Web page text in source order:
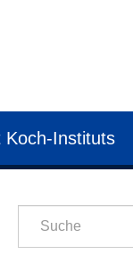
Koch-Instituts